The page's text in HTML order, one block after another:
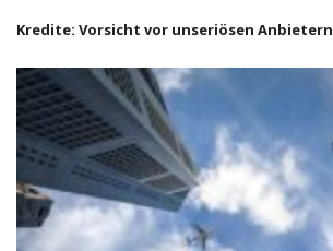
Kredite: Vorsicht vor unseriösen Anbietern